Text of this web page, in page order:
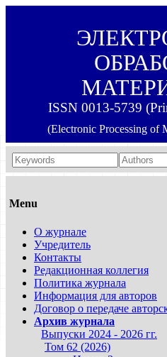
ISSN 0013-5739
(Electronic Processing of
Menu
О журнале
Учредитель
Контакты
Редакционная коллегия
Политика журнала
Информация для авторов
Договор о передаче
Архив журнала
Выпуски 2024 - 2026 гг.
Том 62 (2026)